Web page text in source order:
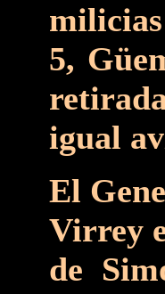
5,
igual
El
Virrey
de